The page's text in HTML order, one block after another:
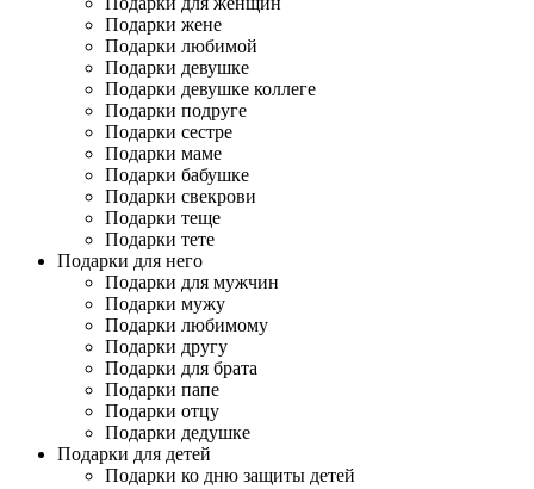
Подарки жене
Подарки любимой
Подарки девушке
Подарки девушке коллеге
Подарки подруге
Подарки сестре
Подарки маме
Подарки бабушке
Подарки свекрови
Подарки теще
Подарки тете
Подарки для него
Подарки для мужчин
Подарки мужу
Подарки любимому
Подарки другу
Подарки для брата
Подарки папе
Подарки отцу
Подарки дедушке
Подарки для детей
Подарки ко дню защиты детей